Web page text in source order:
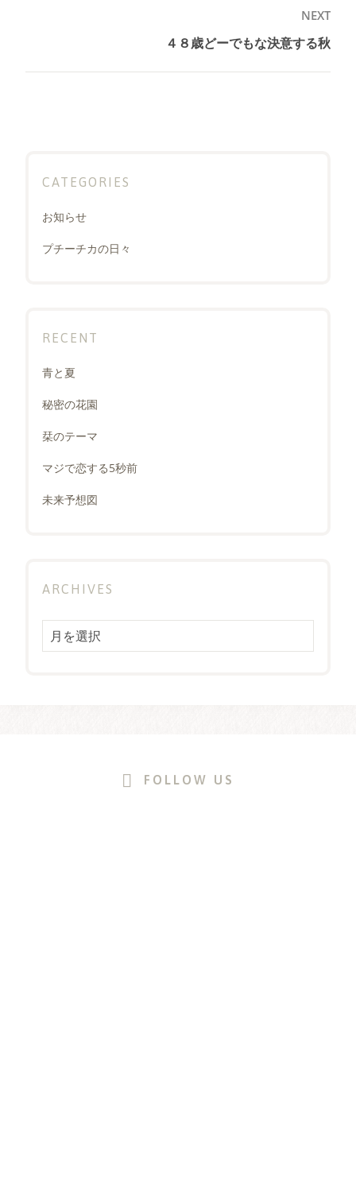
NEXT
post:
４８歳どーでもな決意する秋
CATEGORIES
お知らせ
プチーチカの日々
RECENT
青と夏
秘密の花園
栞のテーマ
マジで恋する5秒前
未来予想図
ARCHIVES
Archives
FOLLOW US